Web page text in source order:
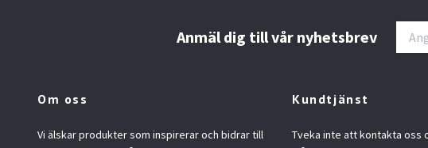
Anmäl dig till vår nyhetsbrev
Om oss
Vi älskar produkter som inspirerar och bidrar till
Kundtjänst
Tveka inte att kontakta oss